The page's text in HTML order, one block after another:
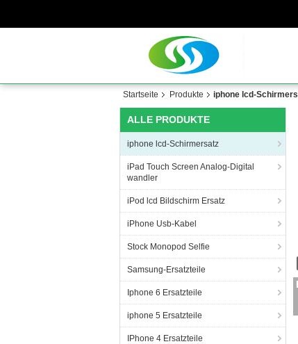
Startseite Produkte iphone lcd-
ALLE PRODUKTE
iphone lcd-Schirmersatz
iPad Touch Screen Analog-Digital
wandler
iPod lcd Bildschirm Ersatz
iPhone Usb-Kabel
Stock Monopod Selfie
Samsung-Ersatzteile
Iphone 6 Ersatzteile
iphone 5 Ersatzteile
IPhone 4 Ersatzteile